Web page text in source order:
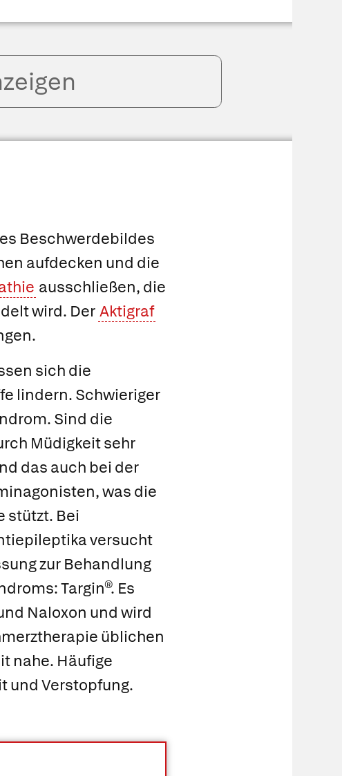
Beschwerdebildes
aufdecken und die
ausschließen, die
wird. Der Aktigraf
sich die
lindern. Schwieriger
Sind die
Müdigkeit sehr
das auch bei der
was die
stützt. Bei
versucht
zur Behandlung
Targin®. Es
Naloxon und wird
üblichen
nahe. Häufige
und Verstopfung.